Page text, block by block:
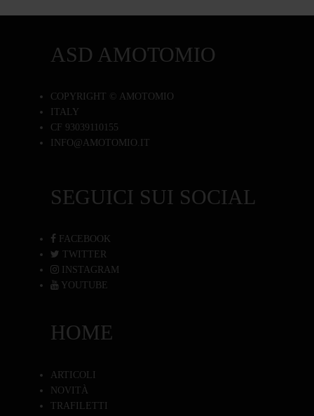
ASD AMOTOMIO
COPYRIGHT © AMOTOMIO
ITALY
CF 93039110155
INFO@AMOTOMIO.IT
SEGUICI SUI SOCIAL
FACEBOOK
TWITTER
INSTAGRAM
YOUTUBE
HOME
ARTICOLI
NOVITÀ
TRAFILETTI